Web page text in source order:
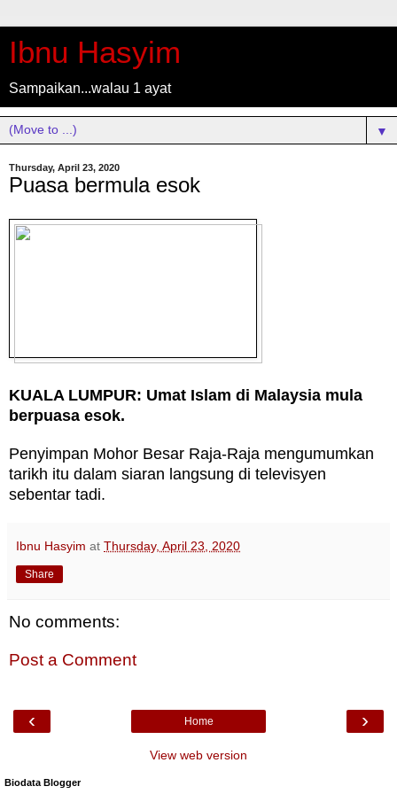
Ibnu Hasyim
Sampaikan...walau 1 ayat
▼
Thursday, April 23, 2020
Puasa bermula esok
KUALA LUMPUR: Umat Islam di Malaysia mula
berpuasa esok.
Penyimpan Mohor Besar Raja-Raja mengumumkan
tarikh itu dalam siaran langsung di televisyen
sebentar tadi.
Ibnu Hasyim at Thursday, April 23, 2020
Share
No comments:
Post a Comment
‹ ›
Home
View web version
Biodata Blogger